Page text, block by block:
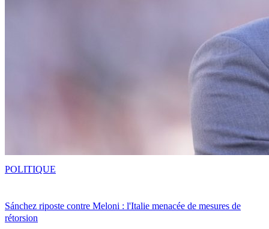
Sánchez riposte contre Meloni : l'Italie menacée de mesures de
rétorsion
POLITIQUE